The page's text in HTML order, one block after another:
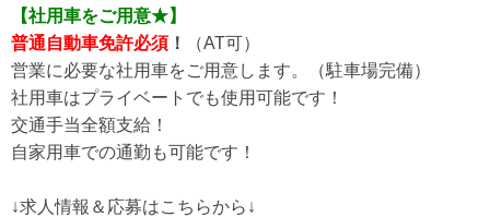
【社用車をご用意★】
普通自動車免許必須 ！
（AT可）
営業に必要な社用車をご用意します。（駐車場完備）
社用車はプライベートでも使用可能です！
交通手当全額支給！
自家用車での通勤も可能です！
↓求人情報＆応募はこちらから↓